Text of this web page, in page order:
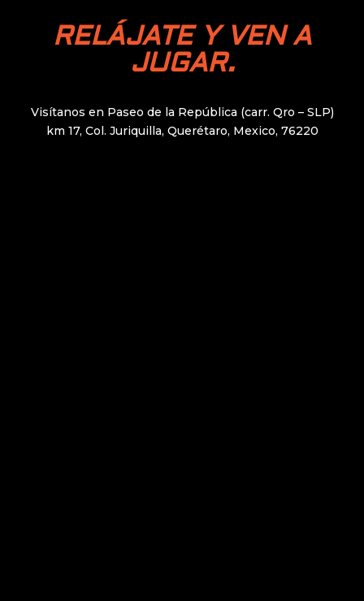
RELÁJATE Y VEN A
JUGAR.
Visítanos en Paseo de la República (carr. Qro – SLP)
km 17, Col. Juriquilla, Querétaro, Mexico, 76220